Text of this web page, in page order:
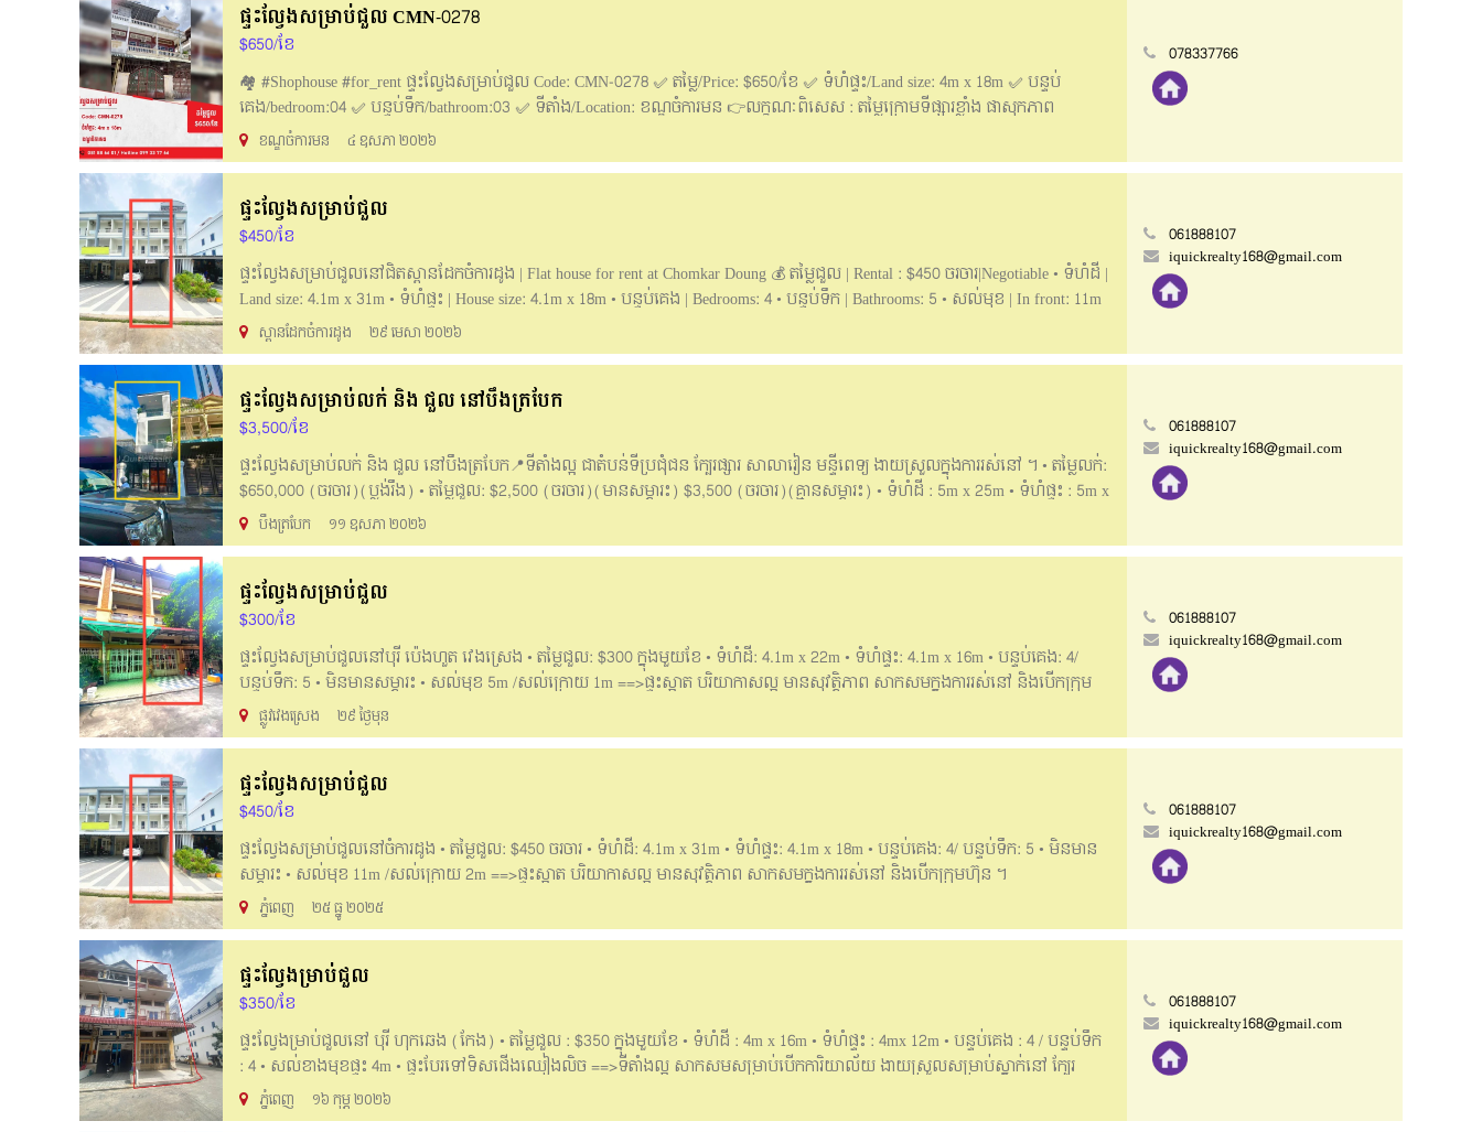
ផ្ទះល្វែងសម្រាប់ជួល CMN-0278
$650/ខែ
🏘 #Shophouse #for_rent ផ្ទះល្វែងសម្រាប់ជួល Code: CMN-0278 ✅ តម្លៃ/Price: $650/ខែ ✅ ទំហំផ្ទះ/Land size: 4m x 18m ✅ បន្ទប់
គេង/bedroom:04 ✅ បន្ទប់ទឹក/bathroom:03 ✅ ទីតាំង/Location: ខណ្ឌចំការមន 👉លក្ខណៈពិសេស : តម្លៃក្រោមទីផ្សារខ្លាំង ផាសុកភាព
បរិយាកាសស្រស់ស្រាយ 📞 សម្រាប់ព័ត៌មានបន្ថែម៖ 081 88 66 01 Join Us for more on Telegram: https://t.me/maryeyes1 ☎️023 88 23 23
Hotline 099 33 77 66 សូមអរគុណ!
ខណ្ឌចំការមន ៤ ឧសភា ២០២៦
078337766
ផ្ទះល្វែងសម្រាប់ជួល
$450/ខែ
ផ្ទះល្វែងសម្រាប់ជួលនៅជិតស្ពានដែកចំការដូង |​ Flat house for rent at Chomkar Doung 💰 តម្លៃជួល | Rental : $450 ចរចារ|Negotiable • ទំហំដី |
Land size: 4.1m x 31m • ទំហំផ្ទះ | House size: 4.1m x 18m • បន្ទប់គេង | Bedrooms: 4 • បន្ទប់ទឹក | Bathrooms: 5 • សល់មុខ | In front: 11m
• មិនមានសម្ភារៈ | Not Furniture ==>ស្ថិតនៅទីប្រជុំជន សាកសមសម្រាប់បងប្អូនត្រូវការស្វែងរកផ្ទះសម្រាប់ស្នាក់នៅ និងបើកជាការិយាល័យ៕
==>Good located, suitable for those who need to find a house to live in and open as an office. ___________________ ☎️សម្រាប់ពត៍មាន
https://t.me/khunlyna168 ✅ https://t.me/Autopostproperty168
ស្ពានដែកចំការដូង ២៩ មេសា ២០២៦
061888107
iquickrealty168@gmail.com
ផ្ទះល្វែងសម្រាប់លក់ និង ជួល​ នៅបឹងត្របែក
$3,500/ខែ
ផ្ទះល្វែងសម្រាប់លក់ និង ជួល​ នៅបឹងត្របែក ​📍ទីតាំងល្អ ជាតំបន់ទីប្រជុំជន ក្បែរផ្សារ​ សាលារៀន មន្ទីពេទ្យ ងាយស្រួលក្នុងការរស់នៅ ។ •​​ តម្លៃលក់:
$650,000 (ចរចារ)(ប្លង់រឹង) • តម្លៃជួល: $2,500 (ចរចារ)(មានសម្ភារះ) $3,500 (ចរចារ)​(​គ្មានសម្ភារះ) • ទំហំដី : 5m x 25m • ទំហំផ្ទះ : 5m x
20m • បន្ទប់គេង : 4 • បន្ទប់ទឹក : 4 •​ ផ្ទះបាយ: 1 • ខាងមុខសល់: 6m • ខាងក្រោយសល់:1m • កុងត្រាបានយូរ ____English Below_____
Shophouse for​ sale and rent at Boeng Trabek 📍Good Location, downtown near market, school,hospital can to do all business. • Price for
Land size: 5m x 25m • Houses size: 5m x 20m • Bedroom: 4 • Bathroom: 4 • Kitchen: 1 • Contract Long-Term #For more information
can contact: 📥Telegram: 0969298869 @sothanry Hotline: 061888110/ 061888107/061888101/095888107 Email:
iquickrealty168@gmail.com Telegram group. https://t.me/iquickrealty
បឹងត្របែក ១១ ឧសភា ២០២៦
061888107
iquickrealty168@gmail.com
ផ្ទះល្វែងសម្រាប់ជួល
$300/ខែ
ផ្ទះល្វែងសម្រាប់ជួលនៅបុរី ប៉េងហួត វេងស្រេង • តម្លៃជួល: $300 ក្នុងមួយខែ • ទំហំដី: 4.1m x 22m • ទំហំផ្ទះ: 4.1m x 16m • បន្ទប់គេង: 4/
បន្ទប់ទឹក: 5 • មិនមានសម្ភារះ • សល់មុខ 5m /សល់ក្រោយ 1m ==>ផ្ទះស្អាត បរិយាកាសល្អ មានសុវត្តិភាព សាកសមក្នុងការរស់នៅ និងបើកក្រុម
ហ៊ុន ។ _______English Below______ Flat house for rent at Borey Peng Houth, Veng Sreng • Price for rent: $300 per month • Land size:
4,1m x 22m • House size: 4,1m x 16m • Bedrooms: 4/Bathrooms: 5 • Furniture: 0 • In front: 5m/Back: 1m ==>Clean house, good
061888105;061888107;061888110;095888107
ផ្លូវវេងស្រេង ២៩ ថ្ងៃមុន
061888107
iquickrealty168@gmail.com
ផ្ទះល្វែងសម្រាប់ជួល
$450/ខែ
ផ្ទះល្វែងសម្រាប់ជួលនៅចំការដូង • តម្លៃជួល: $450 ចរចារ • ទំហំដី: 4.1m x 31m • ទំហំផ្ទះ: 4.1m x 18m • បន្ទប់គេង: 4/ បន្ទប់ទឹក: 5 • មិនមាន
សម្ភារះ • សល់មុខ 11m /សល់ក្រោយ 2m ==>ផ្ទះស្អាត បរិយាកាសល្អ មានសុវត្តិភាព សាកសមក្នុងការរស់នៅ និងបើកក្រុមហ៊ុន ។
_______English Below______ Flat house for rent at Chamkar Doung • Price for rent: $450 Negotiable • Land size: 4.1m x 31m • House
size: 4.1m x 18m • Bedrooms: 4/Bathrooms: 5 • No furniture • In front: 11m/Back: 2m ==>Clean house, good environment, safe, suitable
061888105;061888107;061888110;095888107
ភ្នំពេញ ២៥ ធ្នូ ២០២៥
061888107
iquickrealty168@gmail.com
ផ្ទះល្វែងម្រាប់ជួល
$350/ខែ
ផ្ទះល្វែងម្រាប់ជួលនៅ បុរី ហុកឆេង (កែង) • តម្លៃជួល : $350 ក្នុងមួយខែ • ទំហំដី : 4m x 16m • ទំហំផ្ទះ : 4mx 12m • បន្ទប់គេង : 4 / បន្ទប់ទឹក
: 4 • សល់ខាងមុខផ្ទះ 4m • ផ្ទះបែរទៅទិសជើងឈៀងលិច ==>ទីតាំងល្អ សាកសមសម្រាប់បើកការិយាល័យ ងាយស្រួលសម្រាប់ស្នាក់នៅ ក្បែរ
សាលារៀន មន្ទីរពេទ្យ និងអាចបើកអាជីវកម្មផ្សេងៗបាន។ _______English Below_______ Flat house for rent at Borey Hok Cheng ( Corner )
• Price for rent: $350 per month • Land size : 4m x 16m • House size: 4m x 12m • Bedrooms: 4 / Bathrooms: 4 • In Front: 4m ==>Good
ភ្នំពេញ ១៦ កុម្ភ ២០២៦
061888107
iquickrealty168@gmail.com